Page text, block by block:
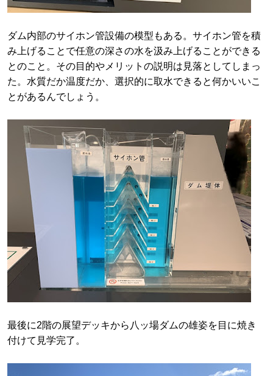
ダム内部のサイホン管設備の模型もある。サイホン管を積
み上げることで任意の深さの水を汲み上げることができる
とのこと。その目的やメリットの説明は見落としてしまっ
た。水質だか温度だか、選択的に取水できると何かいいこ
とがあるんでしょう。
最後に2階の展望デッキから八ッ場ダムの雄姿を目に焼き
付けて見学完了。